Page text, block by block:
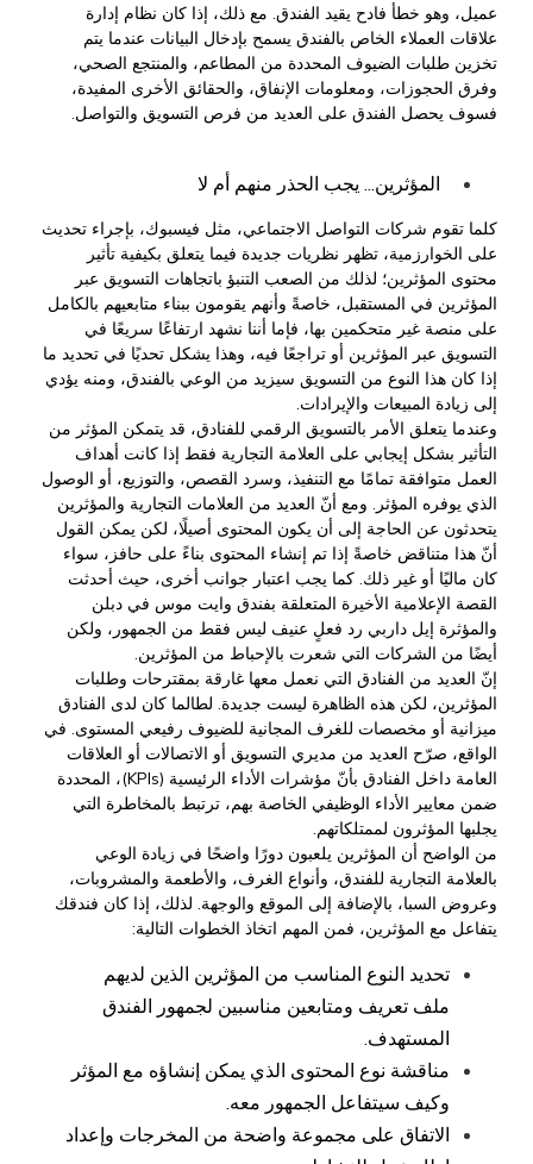
عميل، وهو خطأ فادح يقيد الفندق. مع ذلك، إذا كان نظام إدارة
علاقات العملاء الخاص بالفندق يسمح بإدخال البيانات عندما يتم
تخزين طلبات الضيوف المحددة من المطاعم، والمنتجع الصحي،
وفرق الحجوزات، ومعلومات الإنفاق، والحقائق الأخرى المفيدة،
فسوف يحصل الفندق على العديد من فرص التسويق والتواصل.
المؤثرين... يجب الحذر منهم أم لا
كلما تقوم شركات التواصل الاجتماعي، مثل فيسبوك، بإجراء تحديث
على الخوارزمية، تظهر نظريات جديدة فيما يتعلق بكيفية تأثير
محتوى المؤثرين؛ لذلك من الصعب التنبؤ باتجاهات التسويق عبر
المؤثرين في المستقبل، خاصةً وأنهم يقومون ببناء متابعيهم بالكامل
على منصة غير متحكمين بها، فإما أننا نشهد ارتفاعًا سريعًا في
التسويق عبر المؤثرين أو تراجعًا فيه، وهذا يشكل تحديًا في تحديد ما
إذا كان هذا النوع من التسويق سيزيد من الوعي بالفندق، ومنه يؤدي
إلى زيادة المبيعات والإيرادات.
وعندما يتعلق الأمر بالتسويق الرقمي للفنادق، قد يتمكن المؤثر من
التأثير بشكل إيجابي على العلامة التجارية فقط إذا كانت أهداف
العمل متوافقة تمامًا مع التنفيذ، وسرد القصص، والتوزيع، أو الوصول
الذي يوفره المؤثر. ومع أنّ العديد من العلامات التجارية والمؤثرين
يتحدثون عن الحاجة إلى أن يكون المحتوى أصيلًا، لكن يمكن القول
أنّ هذا متناقض خاصةً إذا تم إنشاء المحتوى بناءً على حافز، سواء
كان ماليًا أو غير ذلك. كما يجب اعتبار جوانب أخرى، حيث أحدثت
القصة الإعلامية الأخيرة المتعلقة بفندق وايت موس في دبلن
والمؤثرة إيل داربي رد فعلٍ عنيف ليس فقط من الجمهور، ولكن
أيضًا من الشركات التي شعرت بالإحباط من المؤثرين.
إنّ العديد من الفنادق التي نعمل معها غارقة بمقترحات وطلبات
المؤثرين، لكن هذه الظاهرة ليست جديدة. لطالما كان لدى الفنادق
ميزانية أو مخصصات للغرف المجانية للضيوف رفيعي المستوى. في
الواقع، صرّح العديد من مديري التسويق أو الاتصالات أو العلاقات
العامة داخل الفنادق بأنّ مؤشرات الأداء الرئيسية (KPIs)، المحددة
ضمن معايير الأداء الوظيفي الخاصة بهم، ترتبط بالمخاطرة التي
يجلبها المؤثرون لممتلكاتهم.
من الواضح أن المؤثرين يلعبون دورًا واضحًا في زيادة الوعي
بالعلامة التجارية للفندق، وأنواع الغرف، والأطعمة والمشروبات،
وعروض السبا، بالإضافة إلى الموقع والوجهة. لذلك، إذا كان فندقك
يتفاعل مع المؤثرين، فمن المهم اتخاذ الخطوات التالية:
تحديد النوع المناسب من المؤثرين الذين لديهم
ملف تعريف ومتابعين مناسبين لجمهور الفندق
المستهدف.
مناقشة نوع المحتوى الذي يمكن إنشاؤه مع المؤثر
وكيف سيتفاعل الجمهور معه.
الاتفاق على مجموعة واضحة من المخرجات وإعداد